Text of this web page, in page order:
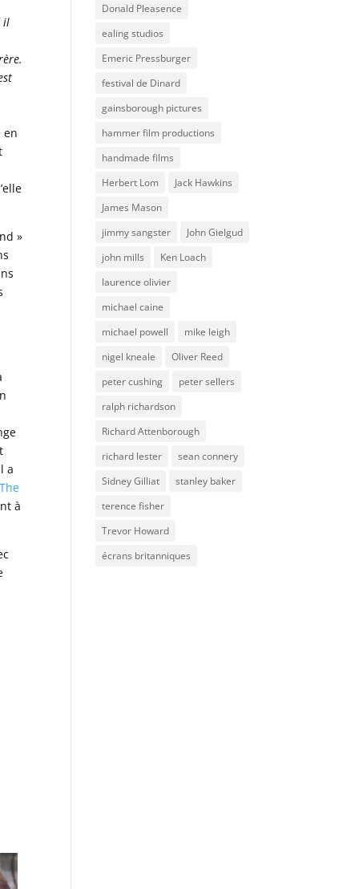
il
en
»
a
The
à
Donald Pleasence
ealing studios
Emeric Pressburger
festival de Dinard
gainsborough pictures
hammer film productions
handmade films
Herbert Lom
Jack Hawkins
James Mason
jimmy sangster
John Gielgud
john mills
Ken Loach
laurence olivier
michael caine
michael powell
mike leigh
nigel kneale
Oliver Reed
peter cushing
peter sellers
ralph richardson
Richard Attenborough
richard lester
sean connery
Sidney Gilliat
stanley baker
terence fisher
Trevor Howard
écrans britanniques